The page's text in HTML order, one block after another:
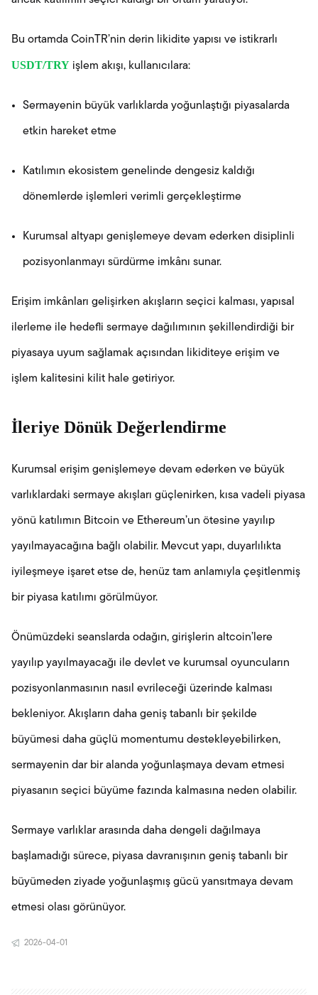
Bu ortamda CoinTR’nin derin likidite yapısı ve istikrarlı
USDT/TRY işlem akışı, kullanıcılara:
Sermayenin büyük varlıklarda yoğunlaştığı piyasalarda
etkin hareket etme
Katılımın ekosistem genelinde dengesiz kaldığı
dönemlerde işlemleri verimli gerçekleştirme
Kurumsal altyapı genişlemeye devam ederken disiplinli
pozisyonlanmayı sürdürme imkânı sunar.
Erişim imkânları gelişirken akışların seçici kalması, yapısal
ilerleme ile hedefli sermaye dağılımının şekillendirdiği bir
piyasaya uyum sağlamak açısından likiditeye erişim ve
işlem kalitesini kilit hale getiriyor.
İleriye Dönük Değerlendirme
Kurumsal erişim genişlemeye devam ederken ve büyük
varlıklardaki sermaye akışları güçlenirken, kısa vadeli piyasa
yönü katılımın Bitcoin ve Ethereum’un ötesine yayılıp
yayılmayacağına bağlı olabilir. Mevcut yapı, duyarlılıkta
iyileşmeye işaret etse de, henüz tam anlamıyla çeşitlenmiş
bir piyasa katılımı görülmüyor.
Önümüzdeki seanslarda odağın, girişlerin altcoin’lere
yayılıp yayılmayacağı ile devlet ve kurumsal oyuncuların
pozisyonlanmasının nasıl evrileceği üzerinde kalması
bekleniyor. Akışların daha geniş tabanlı bir şekilde
büyümesi daha güçlü momentumu destekleyebilirken,
sermayenin dar bir alanda yoğunlaşmaya devam etmesi
piyasanın seçici büyüme fazında kalmasına neden olabilir.
Sermaye varlıklar arasında daha dengeli dağılmaya
başlamadığı sürece, piyasa davranışının geniş tabanlı bir
büyümeden ziyade yoğunlaşmış gücü yansıtmaya devam
etmesi olası görünüyor.
2026-04-01